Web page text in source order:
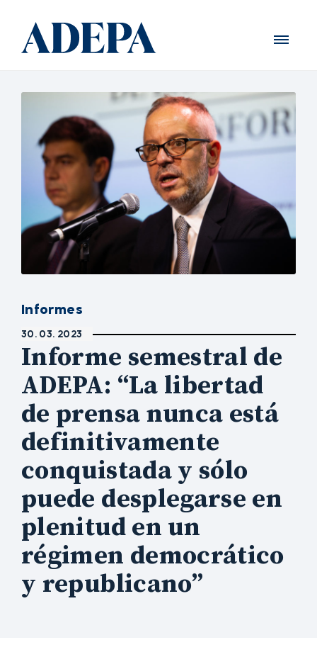
Informes
30. 03. 2023
Informe semestral de
ADEPA: “La libertad
de prensa nunca está
definitivamente
conquistada y sólo
puede desplegarse en
plenitud en un
régimen democrático
y republicano”